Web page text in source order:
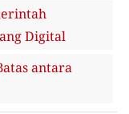
Digital
antara